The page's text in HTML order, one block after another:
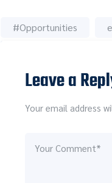
#Opportunities
Leave a
Your email address